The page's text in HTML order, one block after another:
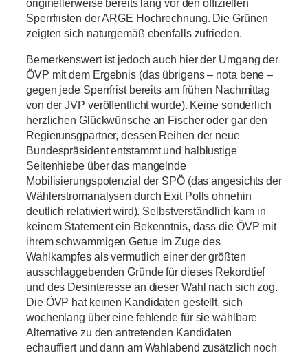
originellerweise bereits lang vor den offiziellen
Sperrfristen der ARGE Hochrechnung. Die Grünen
zeigten sich naturgemäß ebenfalls zufrieden.
Bemerkenswert ist jedoch auch hier der Umgang der
ÖVP mit dem Ergebnis (das übrigens – nota bene –
gegen jede Sperrfrist bereits am frühen Nachmittag
von der JVP veröffentlicht wurde). Keine sonderlich
herzlichen Glückwünsche an Fischer oder gar den
Regierunsgpartner, dessen Reihen der neue
Bundespräsident entstammt und halblustige
Seitenhiebe über das mangelnde
Mobilisierungspotenzial der SPÖ (das angesichts der
Wählerstromanalysen durch Exit Polls ohnehin
deutlich relativiert wird). Selbstverständlich kam in
keinem Statement ein Bekenntnis, dass die ÖVP mit
ihrem schwammigen Getue im Zuge des
Wahlkampfes als vermutlich einer der größten
ausschlaggebenden Gründe für dieses Rekordtief
und des Desinteresse an dieser Wahl nach sich zog.
Die ÖVP hat keinen Kandidaten gestellt, sich
wochenlang über eine fehlende für sie wählbare
Alternative zu den antretenden Kandidaten
echauffiert und dann am Wahlabend zusätzlich noch